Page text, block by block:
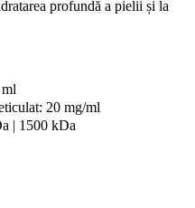
profundă a pielii și la
20 mg/ml
| 1500 kDa